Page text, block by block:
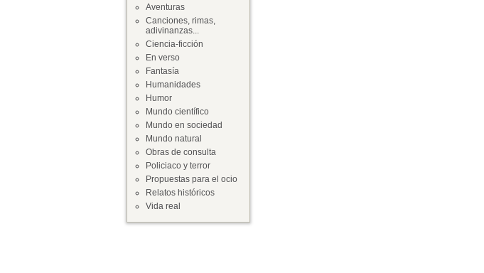
Aventuras
Canciones, rimas,
adivinanzas...
Ciencia-ficción
En verso
Fantasía
Humanidades
Humor
Mundo científico
Mundo en sociedad
Mundo natural
Obras de consulta
Policiaco y terror
Propuestas para el ocio
Relatos históricos
Vida real